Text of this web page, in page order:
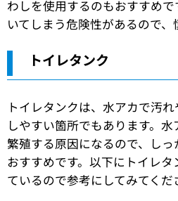
わしを使用するのもおすすめ
いてしまう危険性があるので、
トイレタンク
トイレタンクは、水アカで汚
しやすい箇所でもあります。
繁殖する原因になるので、し
おすすめです。以下にトイレ
ているので参考にしてみてくだ